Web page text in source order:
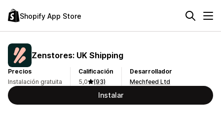
Shopify App Store
Zenstores: UK Shipping
Precios
Instalación gratuita
Calificación
5,0
(93)
Desarrollador
Mechfeed Ltd
Instalar